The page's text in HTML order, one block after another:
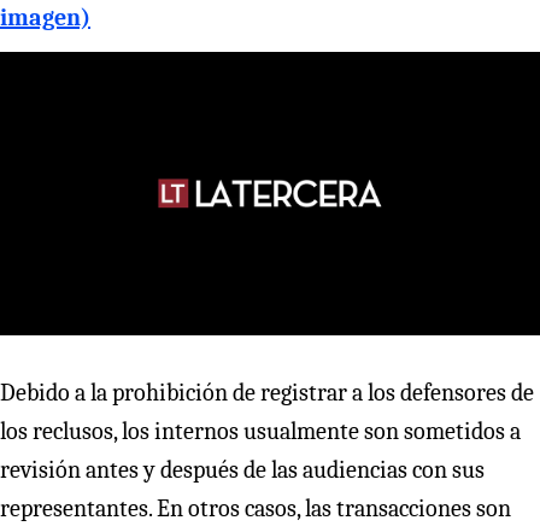
imagen)
Debido a la prohibición de registrar a los defensores de
los reclusos, los internos usualmente son sometidos a
revisión antes y después de las audiencias con sus
representantes. En otros casos, las transacciones son